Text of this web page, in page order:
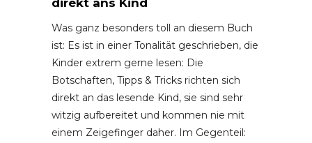
direkt ans Kind
Was ganz besonders toll an diesem Buch
ist: Es ist in einer Tonalität geschrieben, die
Kinder extrem gerne lesen: Die
Botschaften, Tipps & Tricks richten sich
direkt an das lesende Kind, sie sind sehr
witzig aufbereitet und kommen nie mit
einem Zeigefinger daher. Im Gegenteil: